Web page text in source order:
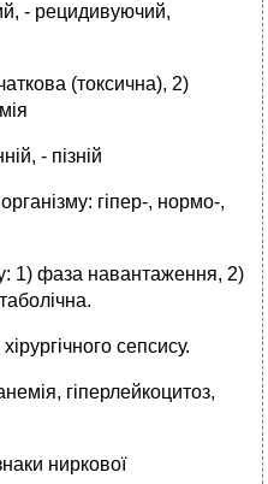
- рецидивуючий,
(токсична), 2)
- пізній
гіпер-, нормо-,
1) фаза навантаження, 2)
сепсису.
гіперлейкоцитоз,
ниркової